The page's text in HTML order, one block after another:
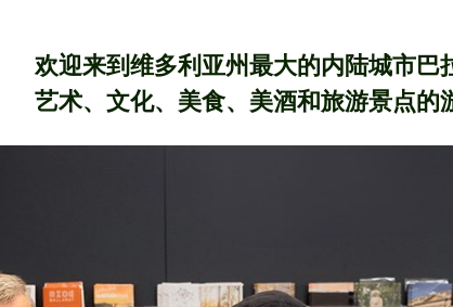
欢迎来到维多利亚州最大的内陆城市
艺术、文化、美食、美酒和旅游景点的